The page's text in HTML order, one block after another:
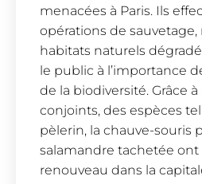
menacées à Paris. Ils
opérations de
habitats naturels
le public à l’importance
de la biodiversité. Grâce
conjoints, des espèces
pèlerin, la chauve-souris
salamandre tachetée
renouveau dans la